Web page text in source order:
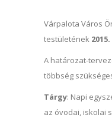
Várpalota Város
testületének
A határozat-
többség
Tárgy: Napi
az óvodai, iskolai